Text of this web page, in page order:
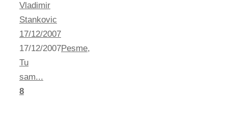
Vladimir
Stankovic
17/12/2007
17/12/2007Pesme,
Tu
sam...
8